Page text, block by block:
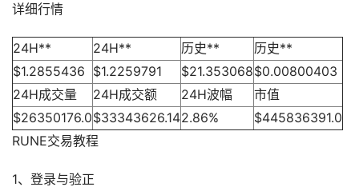
详细行情
24H** 24H** 历史**
历史**
$1.2855436
$1.2259791 $21.353068$0.00800403
24H成交量
24H成交额 24H波幅
市值
$26350176.0$33343626.142.86%
$445836391.0
RUNE交易教程
1、登录与验正